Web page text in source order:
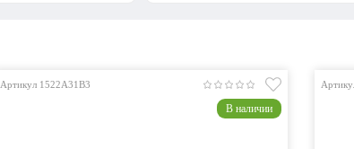
Артикул 1522A31B3
В наличии